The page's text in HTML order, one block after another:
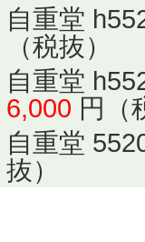
自重堂
（税抜）
自重堂
6,000 円（
自重堂
抜）